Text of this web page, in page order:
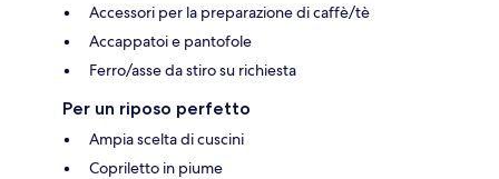
Accessori per la preparazione di caffè/tè
Accappatoi e pantofole
Ferro/asse da stiro su richiesta
Per un riposo perfetto
Ampia scelta di cuscini
Copriletto in piume